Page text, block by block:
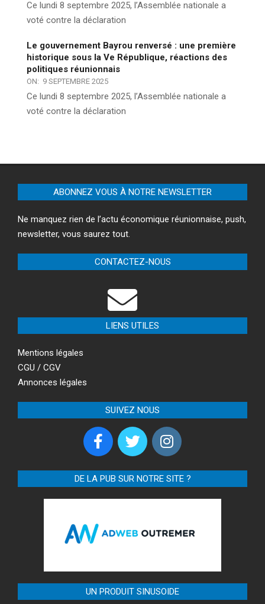
Ce lundi 8 septembre 2025, l’Assemblée nationale a
voté contre la déclaration
Le gouvernement Bayrou renversé : une première
historique sous la Ve République, réactions des
politiques réunionnais
ON: 9 SEPTEMBRE 2025
Ce lundi 8 septembre 2025, l’Assemblée nationale a
voté contre la déclaration
ABONNEZ VOUS À NOTRE NEWSLETTER
Ne manquez rien de l’actu économique réunionnaise, push,
newsletter, vous saurez tout.
CONTACTEZ-NOUS
LIENS UTILES
Mentions légales
CGU / CGV
Annonces légales
SUIVEZ NOUS
DE LA PUB SUR NOTRE SITE ?
UN PRODUIT SINUSOIDE